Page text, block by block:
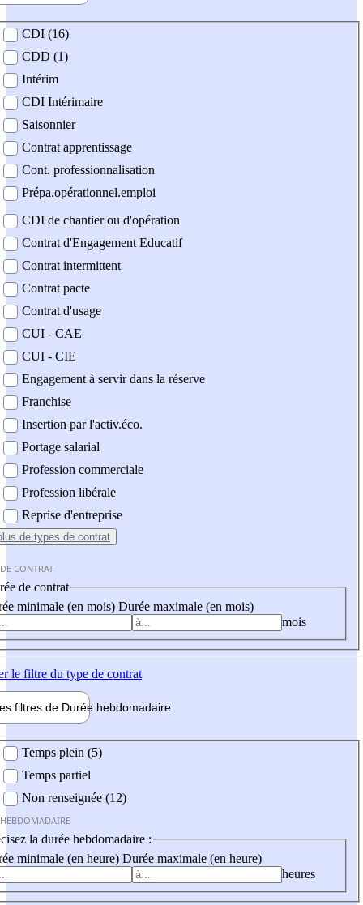
contrat
CDI (16)
CDD (1)
Intérim
CDI Intérimaire
Saisonnier
Contrat apprentissage
Cont. professionnalisation
Prépa.opérationnel.emploi
CDI de chantier ou d'opération
Contrat d'Engagement Educatif
Contrat intermittent
Contrat pacte
Contrat d'usage
CUI - CAE
CUI - CIE
Engagement à servir dans la réserve
Franchise
Insertion par l'activ.éco.
Portage salarial
Profession commerciale
Profession libérale
Reprise d'entreprise
de types de contrat
CONTRAT
de contrat
minimale (en mois) Durée maximale (en mois)
mois
le filtre du type de contrat
filtres de Durée hebdomadaire
Temps plein (5)
Temps partiel
Non renseignée (12)
la durée hebdomadaire :
minimale (en heure) Durée maximale (en heure)
heures